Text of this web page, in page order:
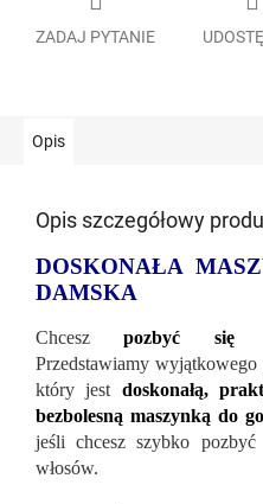
ZADAJ PYTANIE
Opis
Opis szczegółowy
DOSKONAŁA
DAMSKA
Chceszpozbyć się
Przedstawiamy
który jest doskonałą,
bezbolesną maszynką do
jeśli chcesz szybko pozbyć
włosów.